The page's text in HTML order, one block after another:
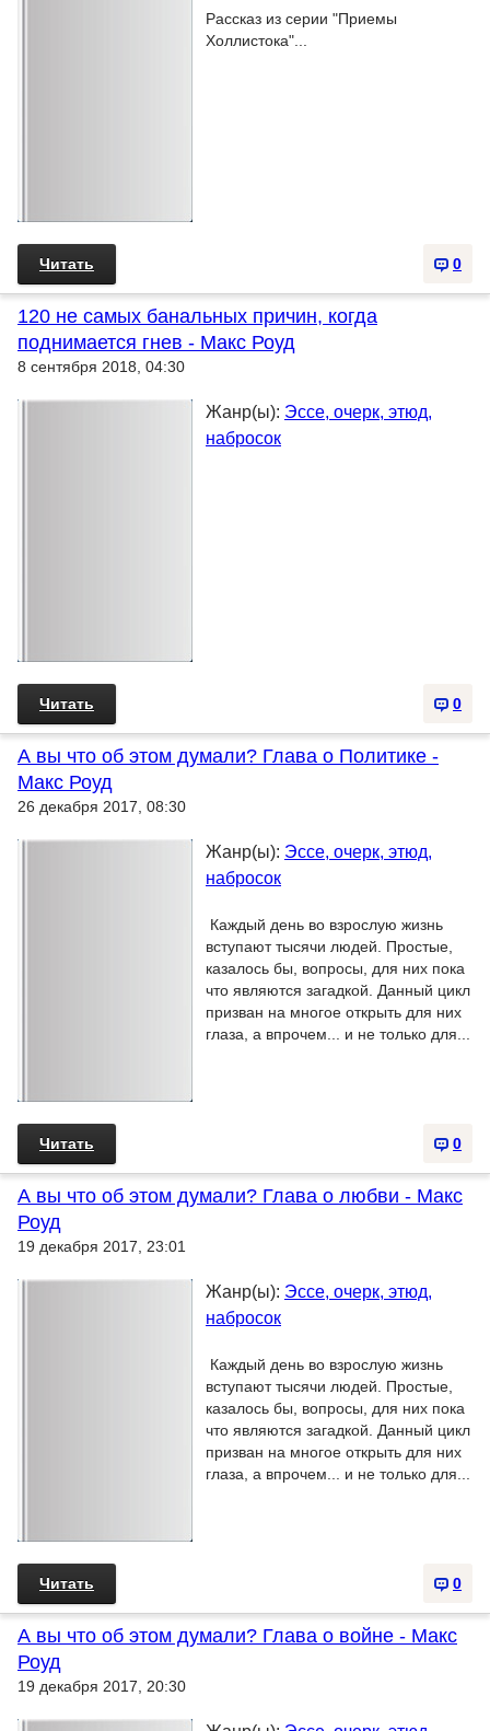
Рассказ из серии "Приемы
Холлистока"...
0
Читать
120 не самых банальных причин, когда
поднимается гнев - Макс Роуд
8 сентября 2018, 04:30
Жанр(ы): Эссе, очерк, этюд,
набросок
0
Читать
А вы что об этом думали? Глава о Политике -
Макс Роуд
26 декабря 2017, 08:30
Жанр(ы): Эссе, очерк, этюд,
набросок
Каждый день во взрослую жизнь
вступают тысячи людей. Простые,
казалось бы, вопросы, для них пока
что являются загадкой. Данный цикл
призван на многое открыть для них
глаза, а впрочем... и не только для...
0
Читать
А вы что об этом думали? Глава о любви - Макс
Роуд
19 декабря 2017, 23:01
Жанр(ы): Эссе, очерк, этюд,
набросок
Каждый день во взрослую жизнь
вступают тысячи людей. Простые,
казалось бы, вопросы, для них пока
что являются загадкой. Данный цикл
призван на многое открыть для них
глаза, а впрочем... и не только для...
0
Читать
А вы что об этом думали? Глава о войне - Макс
Роуд
19 декабря 2017, 20:30